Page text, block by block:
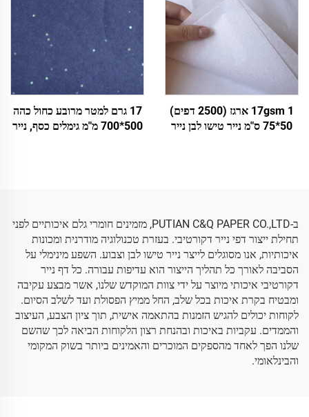
17gsm 1 ארגז (2500 דפים)
50*75 ס"מ נייר טישו לבן נייר
17 גרם למטר מרובע כחול כהה
500*700 מ"מ גימלים כסף, נייר
ב-PUTIAN C&Q PAPER CO.,LTD, מזמינים חומרי גלם איכותיים לפני
תחילת ייצור דפי נייר דקורטיבי. בעזרת טכנולוגיה מודרנית ומכונות
איכותיות, אנו מסוגלים לייצר נייר טישו לבן וצבוע. השפע מינימלי על
הסביבה לאורך כל תהליך הייצור הוא עדיפות עבורה. כל דף נייר
דקורטיבי איכותי מיוצר על ידי צוות המוקדש שלנו, אשר מבצע עקיבה
ומבטיח בקרת איכות בכל שלב, החל ממיץ הפסולת ועד לשלב הסיום.
לקוחות יכולים להגיש הזמנות בהתאמה אישית, תוך ציון הצבע, העיצוב
והממדים. עקביות באיכות ובהנחת רצון הלקוחות הביאה לכך שהשם
שלנו הפך לאחד מהספקים המוכרים והאמינים ביותר בשוק המקומי
והבינלאומי.